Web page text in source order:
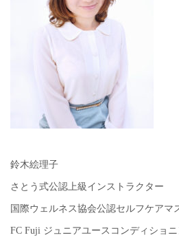
鈴木絵理子
さとう式公認上級インストラクター
国際ウェルネス協会公認セルフケアマ
FC Fuji ジュニアユースコンディショ